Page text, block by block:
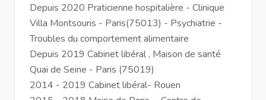
Depuis 2020 Praticienne hospitalière - Clinique
Villa Montsouris - Paris(75013) - Psychiatrie -
Troubles du comportement alimentaire
Depuis 2019 Cabinet libéral , Maison de santé
Quai de Seine - Paris (75019)
2014 - 2019 Cabinet libéral- Rouen